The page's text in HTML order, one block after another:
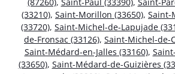
(33210), Saint-Morillon (33650), Saint-
(33720), Saint-Michel-de-Lapujade
de-Fronsac (33126), Saint-Michel-de-
Saint-Médard-en-Jalles (33160),
(33650), Saint-Médard-de-Guizières